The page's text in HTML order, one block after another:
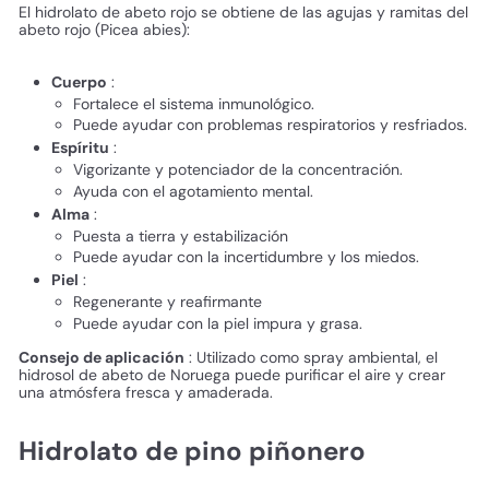
El hidrolato de abeto rojo se obtiene de las agujas y ramitas del
abeto rojo (Picea abies):
Cuerpo :
Fortalece el sistema inmunológico.
Puede ayudar con problemas respiratorios y resfriados.
Espíritu :
Vigorizante y potenciador de la concentración.
Ayuda con el agotamiento mental.
Alma :
Puesta a tierra y estabilización
Puede ayudar con la incertidumbre y los miedos.
Piel :
Regenerante y reafirmante
Puede ayudar con la piel impura y grasa.
Consejo de aplicación : Utilizado como spray ambiental, el
hidrosol de abeto de Noruega puede purificar el aire y crear
una atmósfera fresca y amaderada.
Hidrolato de pino piñonero